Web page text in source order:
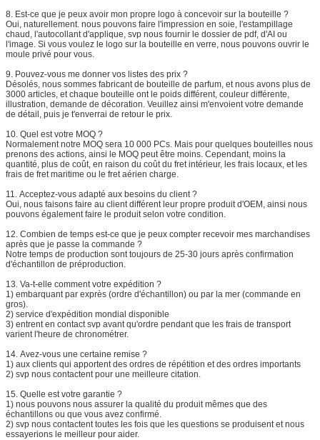
8. Est-ce que je peux avoir mon propre logo à concevoir sur la bouteille ?
Oui, naturellement. nous pouvons faire l'impression en soie, l'estampillage
chaud, l'autocollant d'applique, svp nous fournir le dossier de pdf, d'AI ou
l'image. Si vous voulez le logo sur la bouteille en verre, nous pouvons ouvrir le
moule privé pour vous.
9. Pouvez-vous me donner vos listes des prix ?
Désolés, nous sommes fabricant de bouteille de parfum, et nous avons plus de
3000 articles, et chaque bouteille ont le poids différent, couleur différente,
illustration, demande de décoration. Veuillez ainsi m'envoient votre demande
de détail, puis je t'enverrai de retour le prix.
10. Quel est votre MOQ ?
Normalement notre MOQ sera 10 000 PCs. Mais pour quelques bouteilles nous
prenons des actions, ainsi le MOQ peut être moins. Cependant, moins la
quantité, plus de coût, en raison du coût du fret intérieur, les frais locaux, et les
frais de fret maritime ou le fret aérien charge.
11. Acceptez-vous adapté aux besoins du client ?
Oui, nous faisons faire au client différent leur propre produit d'OEM, ainsi nous
pouvons également faire le produit selon votre condition.
12. Combien de temps est-ce que je peux compter recevoir mes marchandises
après que je passe la commande ?
Notre temps de production sont toujours de 25-30 jours après confirmation
d'échantillon de préproduction.
13. Va-t-elle comment votre expédition ?
1) embarquant par exprès (ordre d'échantillon) ou par la mer (commande en
gros).
2) service d'expédition mondial disponible
3) entrent en contact svp avant qu'ordre pendant que les frais de transport
varient l'heure de chronométrer.
14. Avez-vous une certaine remise ?
1) aux clients qui apportent des ordres de répétition et des ordres importants
2) svp nous contactent pour une meilleure citation.
15. Quelle est votre garantie ?
1) nous pouvons nous assurer la qualité du produit mêmes que des
échantillons ou que vous avez confirmé.
2) svp nous contactent toutes les fois que les questions se produisent et nous
essayerions le meilleur pour aider.